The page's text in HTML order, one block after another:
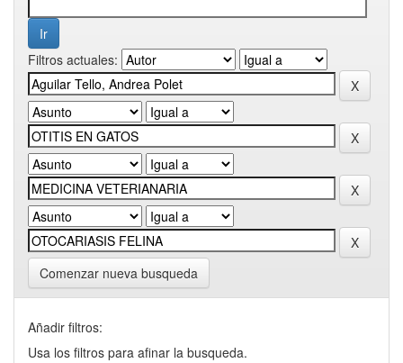
Filtros actuales:
Comenzar nueva busqueda
Añadir filtros:
Usa los filtros para afinar la busqueda.